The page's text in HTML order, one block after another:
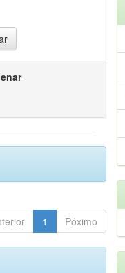
1 Póximo